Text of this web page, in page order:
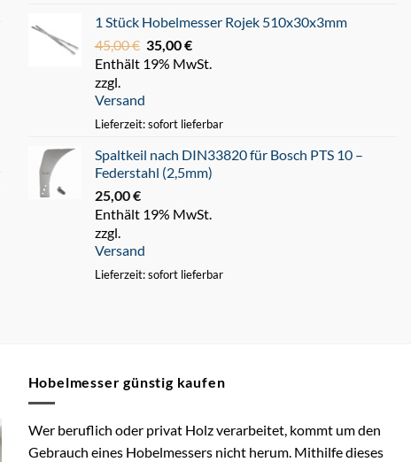
1 Stück Hobelmesser Rojek 510x30x3mm
45,00€ Ursprünglicher
Preis
35,00€
Preis
Enthält 19% MwSt.
zzgl.
Versand
Lieferzeit: sofort lieferbar
Spaltkeil nach DIN33820 für Bosch PTS 10 –
Federstahl (2,5mm)
25,00€
Enthält 19% MwSt.
zzgl.
Versand
Lieferzeit: sofort lieferbar
Hobelmesser günstig kaufen
Wer beruflich oder privat Holz verarbeitet, kommt um den
Gebrauch eines Hobelmessers nicht herum. Mithilfe dieses